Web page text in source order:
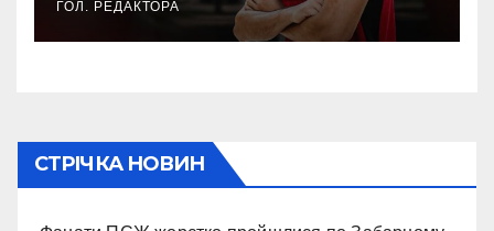
ГОЛ. РЕДАКТОРА
СТРІЧКА НОВИН